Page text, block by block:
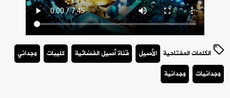
الكلمات المفتاحية الأصيل قناة أصيل الفضائية كليبات
وجداني
وجدانيات
وجدانية